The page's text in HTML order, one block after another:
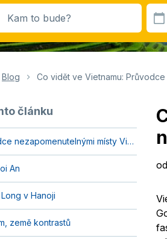
Kam to bude?
Blog Co vidět ve Vietnamu:
od
článku
Průvodce nezapomenutelnými místy Vietnamu
An
v Hanoji
země kontrastů